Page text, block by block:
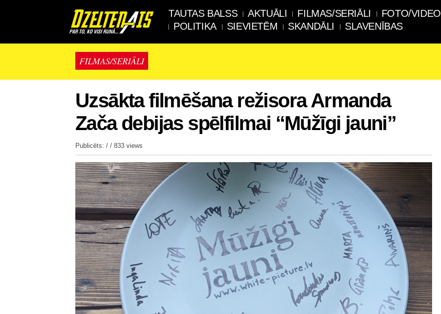
TAUTAS BALSS AKTUĀLI FILMAS/SERIĀLI FOTO/VIDEO
POLITIKA
SIEVIETĒM SKANDĀLI SLAVENĪBAS
FILMAS/SERIĀLI
Uzsākta filmēšana režisora Armanda
Zača debijas spēlfilmai “Mūžīgi jauni”
Publicēts: / / 833 views